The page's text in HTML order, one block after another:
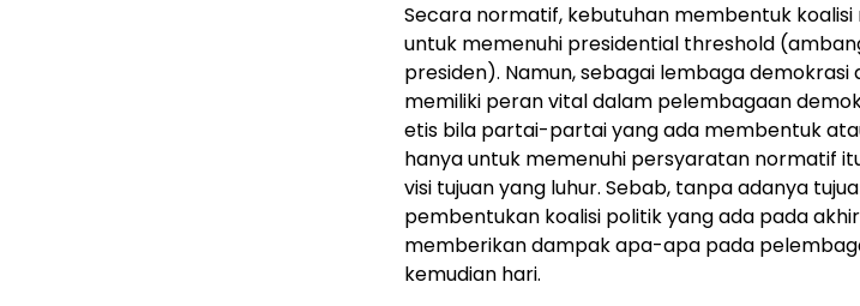
Secara normatif, kebutuhan membentuk
untuk memenuhi presidential threshold
presiden). Namun, sebagai lembaga demokrasi
memiliki peran vital dalam pelembagaan
etis bila partai-partai yang ada membentuk
hanya untuk memenuhi persyaratan normatif
visi tujuan yang luhur. Sebab, tanpa adanya
pembentukan koalisi politik yang ada pada
memberikan dampak apa-apa pada
kemudian hari.